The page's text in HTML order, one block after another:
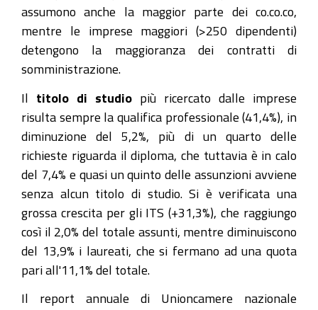
assumono anche la maggior parte dei co.co.co,
mentre le imprese maggiori (>250 dipendenti)
detengono la maggioranza dei contratti di
somministrazione.
Il titolo di studio più ricercato dalle imprese
risulta sempre la qualifica professionale (41,4%), in
diminuzione del 5,2%, più di un quarto delle
richieste riguarda il diploma, che tuttavia è in calo
del 7,4% e quasi un quinto delle assunzioni avviene
senza alcun titolo di studio. Si è verificata una
grossa crescita per gli ITS (+31,3%), che raggiungo
così il 2,0% del totale assunti, mentre diminuiscono
del 13,9% i laureati, che si fermano ad una quota
pari all'11,1% del totale.
Il report annuale di Unioncamere nazionale